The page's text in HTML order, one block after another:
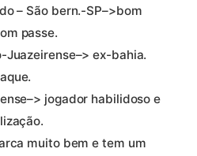
– São bern.-SP–>bom
passe.
ex-bahia.
jogador habilidoso e
muito bem e tem um